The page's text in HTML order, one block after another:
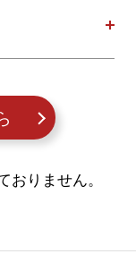
おりません。